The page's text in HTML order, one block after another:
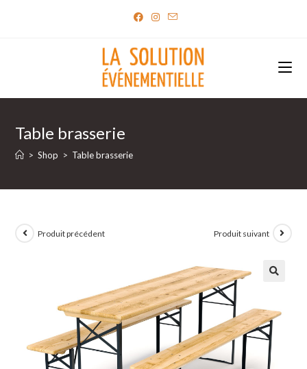
Table brasserie
> Shop > Table brasserie
Produit précédent Produit suivant